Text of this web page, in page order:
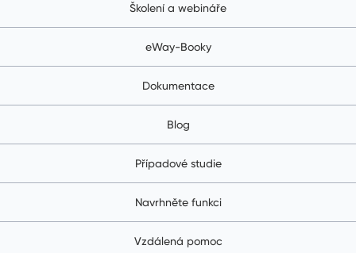
Školení a webináře
eWay-Booky
Dokumentace
Blog
Případové studie
Navrhněte funkci
Vzdálená pomoc